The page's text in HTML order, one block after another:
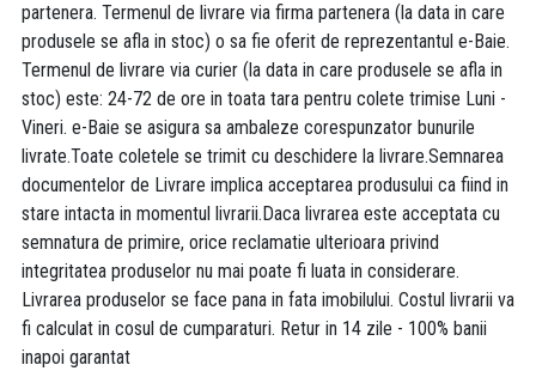
partenera. Termenul de livrare via firma partenera (la data in care
produsele se afla in stoc) o sa fie oferit de reprezentantul e-Baie.
Termenul de livrare via curier (la data in care produsele se afla in
stoc) este: 24-72 de ore in toata tara pentru colete trimise Luni -
Vineri. e-Baie se asigura sa ambaleze corespunzator bunurile
livrate.Toate coletele se trimit cu deschidere la livrare.Semnarea
documentelor de Livrare implica acceptarea produsului ca fiind in
stare intacta in momentul livrarii.Daca livrarea este acceptata cu
semnatura de primire, orice reclamatie ulterioara privind
integritatea produselor nu mai poate fi luata in considerare.
Livrarea produselor se face pana in fata imobilului. Costul livrarii va
fi calculat in cosul de cumparaturi. Retur in 14 zile - 100% banii
inapoi garantat